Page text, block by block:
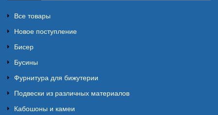
Все товары
Новое поступление
Бисер
Бусины
Фурнитура для бижутерии
Подвески из различных материалов
Кабошоны и камеи